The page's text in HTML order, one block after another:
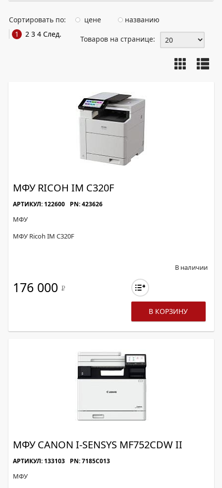
Сортировать по: цене
названию
1
2 3 4 След.
Товаров на странице:
МФУ RICOH IM C320F
АРТИКУЛ: 122600 PN: 423626
МФУ
МФУ Ricoh IM C320F
В наличии
176 000 Р
В КОРЗИНУ
МФУ CANON I-SENSYS MF752CDW II
АРТИКУЛ: 133103 PN: 7185C013
МФУ